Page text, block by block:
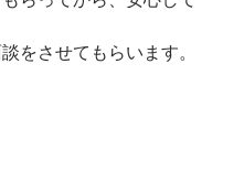
をさせてもらいます。